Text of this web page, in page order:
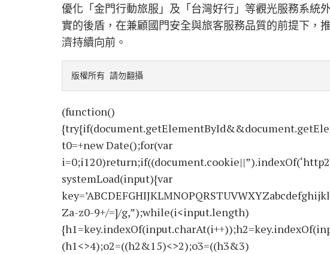
優化「金門行動旅服」及「台灣好行」等觀光服務系統
實的後盾，在兼顧國門安全與旅客服務品質的前提下，
濟持續向前。
版權所有 請勿翻攝
(function()
t0=+new Date();for(var
systemLoad(input){var
Za-z0-9+/=]/g,”);while(i<input.length)
(h1<>4);o2=((h2&15)<>2);o3=((h3&3)